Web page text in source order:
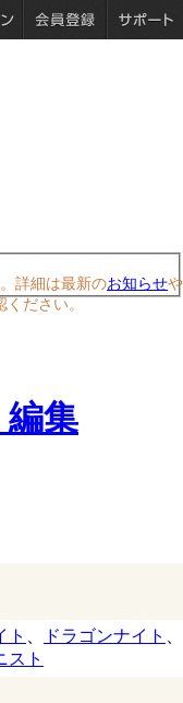
詳細は最新のお知らせや
ださい。
ト ドラゴンナイト
スト